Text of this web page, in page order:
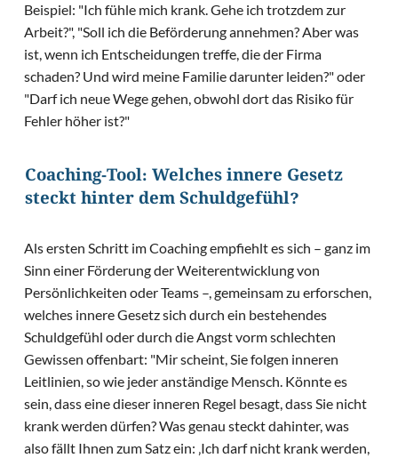
Beispiel: "Ich fühle mich krank. Gehe ich trotzdem zur
Arbeit?", "Soll ich die Beförderung annehmen? Aber was
ist, wenn ich Entscheidungen treffe, die der Firma
schaden? Und wird meine Familie darunter leiden?" oder
"Darf ich neue Wege gehen, obwohl dort das Risiko für
Fehler höher ist?"
Coaching-Tool: Welches innere Gesetz
steckt hinter dem Schuldgefühl?
Als ersten Schritt im Coaching empfiehlt es sich – ganz im
Sinn einer Förderung der Weiterentwicklung von
Persönlichkeiten oder Teams –, gemeinsam zu erforschen,
welches innere Gesetz sich durch ein bestehendes
Schuldgefühl oder durch die Angst vorm schlechten
Gewissen offenbart: "Mir scheint, Sie folgen inneren
Leitlinien, so wie jeder anständige Mensch. Könnte es
sein, dass eine dieser inneren Regel besagt, dass Sie nicht
krank werden dürfen? Was genau steckt dahinter, was
also fällt Ihnen zum Satz ein: ‚Ich darf nicht krank werden,